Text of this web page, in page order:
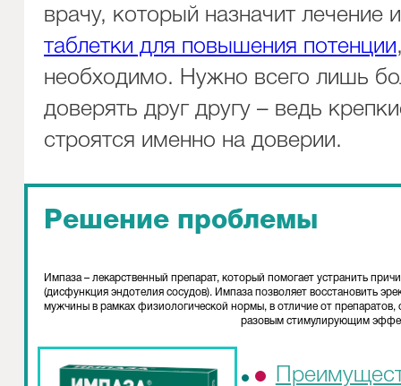
врачу, который назначит лечение
таблетки для повышения потенции
необходимо. Нужно всего лишь
доверять друг другу – ведь
строятся именно на доверии.
Решение проблемы
Импаза – лекарственный препарат, который помогает устранить
(дисфункция эндотелия сосудов). Импаза позволяет восстановить
мужчины в рамках физиологической нормы, в отличие от
разовым стимулирующим